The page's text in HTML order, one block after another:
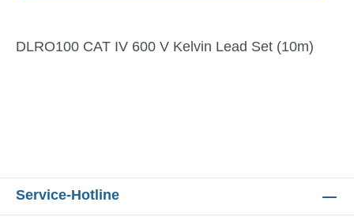
DLRO100 CAT IV 600 V Kelvin Lead Set (10m)
Service-Hotline